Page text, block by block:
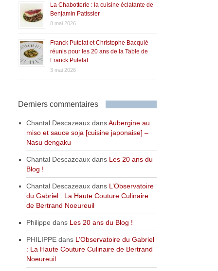
La Chabotterie : la cuisine éclatante de
Benjamin Patissier
8 mai 2026
Franck Putelat et Christophe Bacquié
réunis pour les 20 ans de la Table de
Franck Putelat
3 mai 2026
Derniers commentaires
Chantal Descazeaux dansAubergine au
miso et sauce soja [cuisine japonaise] –
Nasu dengaku
Chantal Descazeaux dans Les 20 ans du
Blog !
Chantal Descazeaux dans L’Observatoire
du Gabriel : La Haute Couture Culinaire
de Bertrand Noeureuil
Philippe dans Les 20 ans du Blog !
PHILIPPE dans L’Observatoire du Gabriel
: La Haute Couture Culinaire de Bertrand
Noeureuil